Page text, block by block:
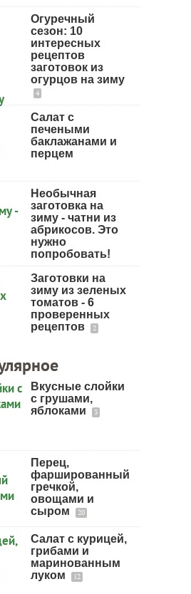
Огуречный
сезон: 10
интересных
рецептов
заготовок из
огурцов на зиму
4
Салат с
печеными
баклажанами и
перцем
Необычная
заготовка на
зиму - чатни из
абрикосов. Это
нужно
попробовать!
Заготовки на
зиму из зеленых
томатов - 6
проверенных
рецептов
2
Вкусные слойки
с грушами,
яблоками
3
Перец,
фаршированный
гречкой,
овощами и
сыром
20
Салат с курицей,
грибами и
маринованным
луком
12